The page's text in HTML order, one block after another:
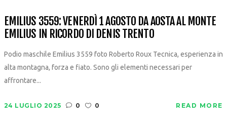
EMILIUS 3559: VENERDÌ 1 AGOSTO DA AOSTA AL MONTE
EMILIUS IN RICORDO DI DENIS TRENTO
Podio maschile Emilius 3559 foto Roberto Roux Tecnica, esperienza in
alta montagna, forza e fiato. Sono gli elementi necessari per
affrontare...
24 LUGLIO 2025 0 0 READ MORE